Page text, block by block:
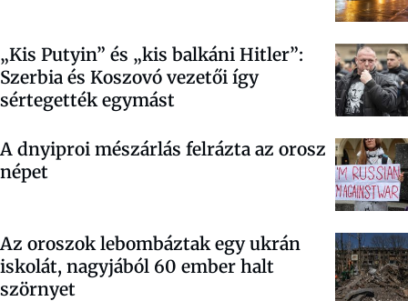
„Kis Putyin” és „kis balkáni Hitler”:
Szerbia és Koszovó vezetői így
sértegették egymást
A dnyiproi mészárlás felrázta az orosz
népet
Az oroszok lebombáztak egy ukrán
iskolát, nagyjából 60 ember halt
szörnyet